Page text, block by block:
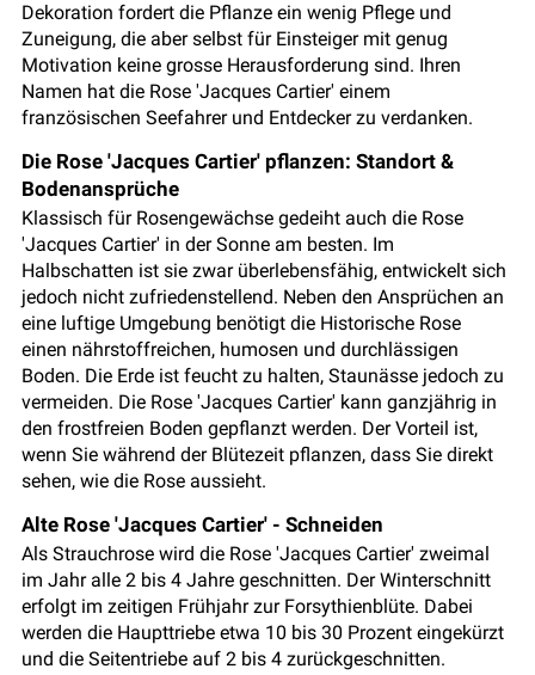
Dekoration fordert die Pflanze ein wenig Pflege und
Zuneigung, die aber selbst für Einsteiger mit genug
Motivation keine grosse Herausforderung sind. Ihren
Namen hat die Rose 'Jacques Cartier' einem
französischen Seefahrer und Entdecker zu verdanken.
Die Rose 'Jacques Cartier' pflanzen: Standort &
Bodenansprüche
Klassisch für Rosengewächse gedeiht auch die Rose
'Jacques Cartier' in der Sonne am besten. Im
Halbschatten ist sie zwar überlebensfähig, entwickelt sich
jedoch nicht zufriedenstellend. Neben den Ansprüchen an
eine luftige Umgebung benötigt die Historische Rose
einen nährstoffreichen, humosen und durchlässigen
Boden. Die Erde ist feucht zu halten, Staunässe jedoch zu
vermeiden. Die Rose 'Jacques Cartier' kann ganzjährig in
den frostfreien Boden gepflanzt werden. Der Vorteil ist,
wenn Sie während der Blütezeit pflanzen, dass Sie direkt
sehen, wie die Rose aussieht.
Alte Rose 'Jacques Cartier' - Schneiden
Als Strauchrose wird die Rose 'Jacques Cartier' zweimal
im Jahr alle 2 bis 4 Jahre geschnitten. Der Winterschnitt
erfolgt im zeitigen Frühjahr zur Forsythienblüte. Dabei
werden die Haupttriebe etwa 10 bis 30 Prozent eingekürzt
und die Seitentriebe auf 2 bis 4 zurückgeschnitten.